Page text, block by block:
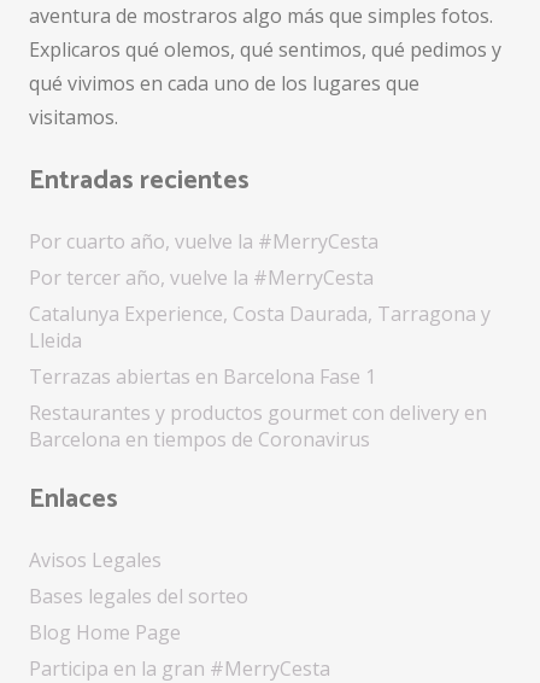
aventura de mostraros algo más que simples fotos.
Explicaros qué olemos, qué sentimos, qué pedimos y
qué vivimos en cada uno de los lugares que
visitamos.
Entradas recientes
Por cuarto año, vuelve la #MerryCesta
Por tercer año, vuelve la #MerryCesta
Catalunya Experience, Costa Daurada, Tarragona y
Lleida
Terrazas abiertas en Barcelona Fase 1
Restaurantes y productos gourmet con delivery en
Barcelona en tiempos de Coronavirus
Enlaces
Avisos Legales
Bases legales del sorteo
Blog Home Page
Participa en la gran #MerryCesta